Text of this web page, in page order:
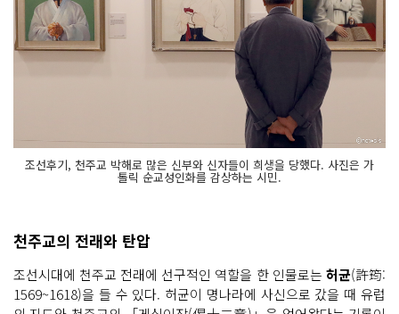
조선후기, 천주교 박해로 많은 신부와 신자들이 희생을 당했다. 사진은 가
톨릭 순교성인화를 감상하는 시민.
천주교의 전래와 탄압
조선시대에 천주교 전래에 선구적인 역할을 한 인물로는 허균(許筠:
1569~1618)을 들 수 있다. 허균이 명나라에 사신으로 갔을 때 유럽